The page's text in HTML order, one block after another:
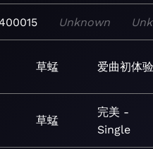
Unknown
草蜢 爱曲初体验
草蜢
完美 -
Single